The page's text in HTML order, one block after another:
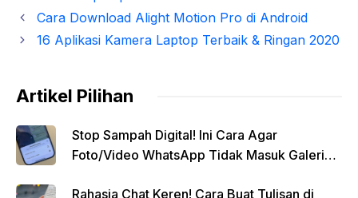
Cara Download Alight Motion Pro di Android
16 Aplikasi Kamera Laptop Terbaik & Ringan 2020
Artikel Pilihan
Stop Sampah Digital! Ini Cara Agar
Foto/Video WhatsApp Tidak Masuk Galeri
Rahasia Chat Keren! Cara Buat Tulisan di